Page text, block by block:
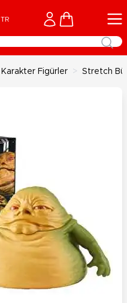
TR Cart
Karakter Figürler > Stretch